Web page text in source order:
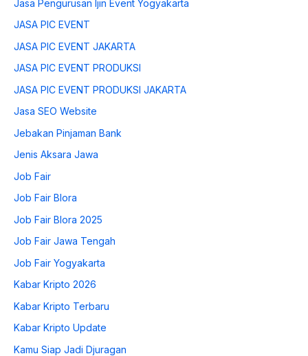
Jasa Pengurusan Ijin Event Yogyakarta
JASA PIC EVENT
JASA PIC EVENT JAKARTA
JASA PIC EVENT PRODUKSI
JASA PIC EVENT PRODUKSI JAKARTA
Jasa SEO Website
Jebakan Pinjaman Bank
Jenis Aksara Jawa
Job Fair
Job Fair Blora
Job Fair Blora 2025
Job Fair Jawa Tengah
Job Fair Yogyakarta
Kabar Kripto 2026
Kabar Kripto Terbaru
Kabar Kripto Update
Kamu Siap Jadi Djuragan